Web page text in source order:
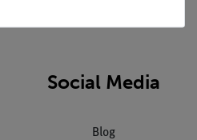
Social Media
Blog